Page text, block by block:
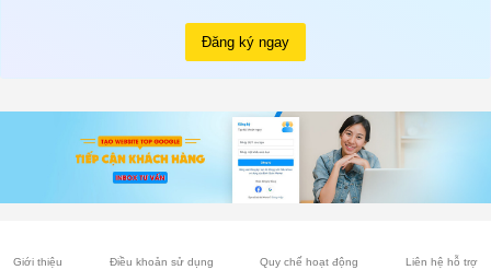
Đăng ký ngay
Giới thiệu Điều khoản sử dụng Quy chế hoạt động Liên hệ hỗ trợ